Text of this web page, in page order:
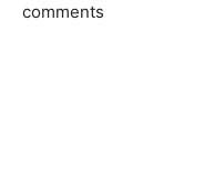
comments